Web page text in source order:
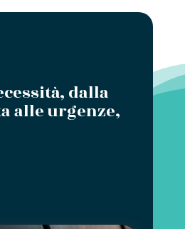
dalla
alle urgenze,